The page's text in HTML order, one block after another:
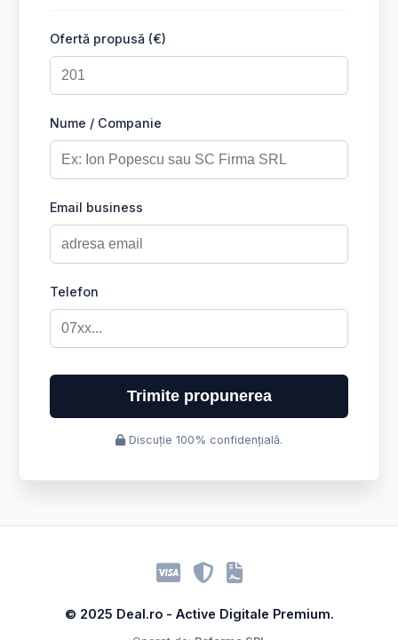
Ofertă propusă (€)
Nume / Companie
Email business
Telefon
Trimite propunerea
Discuție 100% confidențială.
© 2025 Deal.ro - Active Digitale Premium.